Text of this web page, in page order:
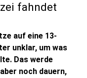
fahndet
auf eine 13-
unklar, um was
Das werde
noch dauern,